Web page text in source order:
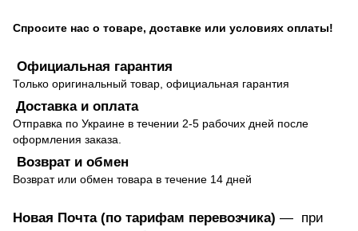
Спросите нас о товаре, доставке или условиях оплаты!
Официальная гарантия
Только оригинальный товар, официальная гарантия
Доставка и оплата
Отправка по Украине в течении 2-5 рабочих дней после
оформления заказа.
Возврат и обмен
Возврат или обмен товара в течение 14 дней
Новая Почта (по тарифам перевозчика) — при